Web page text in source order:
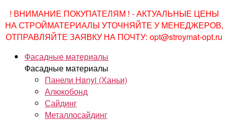
! ВНИМАНИЕ ПОКУПАТЕЛЯМ ! - АКТУАЛЬНЫЕ ЦЕНЫ
НА СТРОЙМАТЕРИАЛЫ УТОЧНЯЙТЕ У МЕНЕДЖЕРОВ,
ОТПРАВЛЯЙТЕ ЗАЯВКУ НА ПОЧТУ: opt@stroymat-opt.ru
Фасадные материалы
Фасадные материалы
Панели Hanyi (Ханьи)
Алюкобонд
Сайдинг
Металлосайдинг